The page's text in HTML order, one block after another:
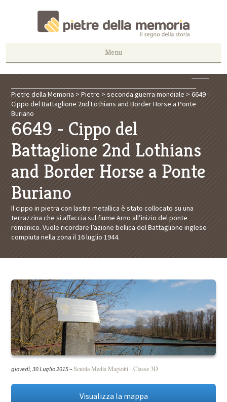
Menu
Pietre della Memoria >Pietre >seconda guerra mondiale >6649 -
Cippo del Battaglione 2nd Lothians and Border Horse a Ponte
Buriano
6649 - Cippo del
Battaglione 2nd Lothians
and Border Horse a Ponte
Buriano
Il cippo in pietra con lastra metallica è stato collocato su una
terrazzina che si affaccia sul fiume Arno all’inizio del ponte
romanico. Vuole ricordare l’azione bellica del Battaglione inglese
compiuta nella zona il 16 luglio 1944.
giovedì, 30 Luglio 2015–Scuola Media Magiotti - Classe 3D
Visualizza la mappa